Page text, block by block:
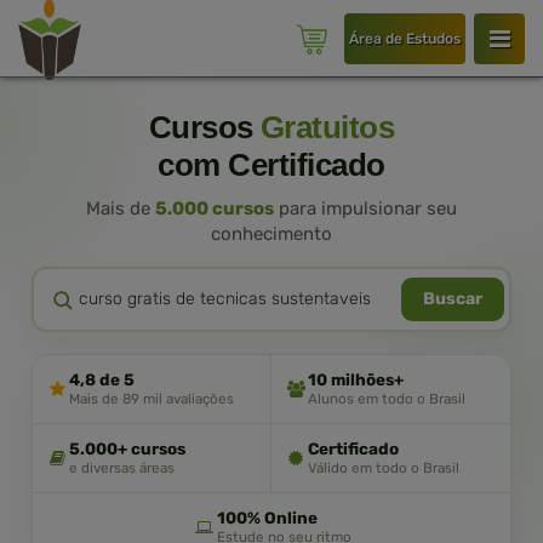
Área de Estudos
Cursos Gratuitos
com Certificado
Mais de 5.000 cursos para impulsionar seu
conhecimento
Buscar
4,8 de 5
Mais de 89 mil avaliações
10 milhões+
Alunos em todo o Brasil
5.000+ cursos
e diversas áreas
Certificado
Válido em todo o Brasil
100% Online
Estude no seu ritmo